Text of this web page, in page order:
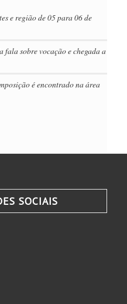
e região de 05 para 06 de
sobre vocação e chegada a
é encontrado na área
SOCIAIS